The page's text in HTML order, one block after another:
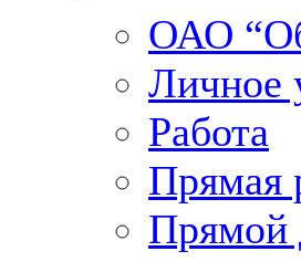
ОАО
Личное
Работа
Прямая
Прямой